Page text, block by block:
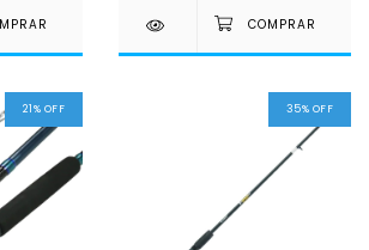
21 % OFF 35% OFF